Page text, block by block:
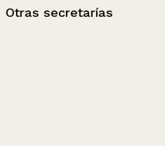
Otras secretarías